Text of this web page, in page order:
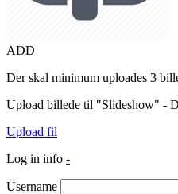
ADD
Der skal minimum uploades 3
Upload billede til "Slideshow" -
Upload fil
Log in info -
Username